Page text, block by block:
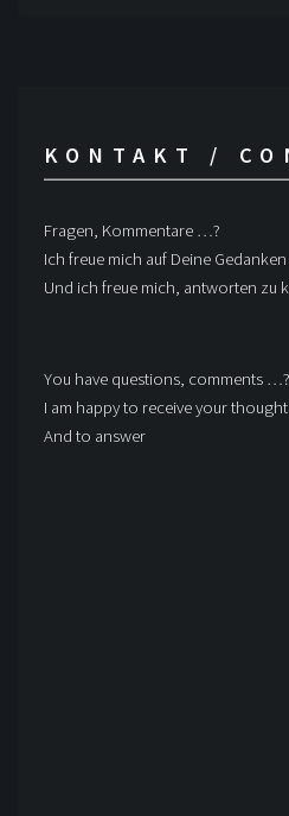
KONTAKT /
Fragen, Kommentare …?
Ich freue mich auf Deine
Und ich freue mich, antworten zu
You have questions, comments …?
I am happy to receive your
And to answer